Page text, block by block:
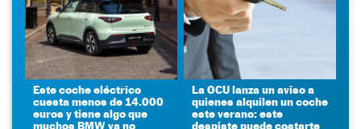
Este coche eléctrico
cuesta menos de 14.000
euros y tiene algo que
muchos BMW ya no
La OCU lanza un aviso a
quienes alquilen un coche
este verano: este
despiste puede costarte